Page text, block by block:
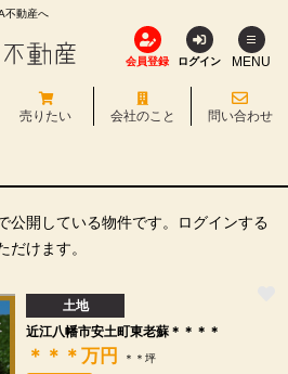
不動産へ
会員登録 ログイン MENU
売りたい 会社のこと 問い合わせ
公開している物件です。ログインする
だけます。
土地
近江八幡市安土町東老蘇＊＊＊＊
＊＊＊万円
＊＊坪